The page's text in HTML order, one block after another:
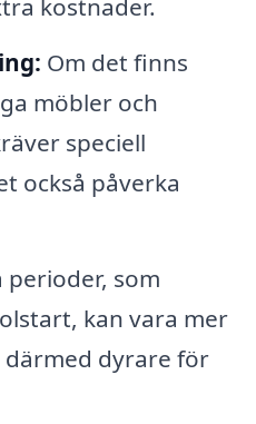
kostnader.
Om det finns
möbler och
speciell
också påverka
perioder, som
kan vara mer
dyrare för